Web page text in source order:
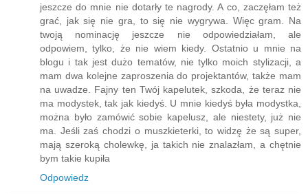
jeszcze do mnie nie dotarły te nagrody. A co, zaczęłam też
grać, jak się nie gra, to się nie wygrywa. Więc gram. Na
twoją nominację jeszcze nie odpowiedziałam, ale
odpowiem, tylko, że nie wiem kiedy. Ostatnio u mnie na
blogu i tak jest dużo tematów, nie tylko moich stylizacji, a
mam dwa kolejne zaproszenia do projektantów, także mam
na uwadze. Fajny ten Twój kapelutek, szkoda, że teraz nie
ma modystek, tak jak kiedyś. U mnie kiedyś była modystka,
można było zamówić sobie kapelusz, ale niestety, już nie
ma. Jeśli zaś chodzi o muszkieterki, to widzę że są super,
mają szeroką cholewkę, ja takich nie znalazłam, a chętnie
bym takie kupiła
Odpowiedz